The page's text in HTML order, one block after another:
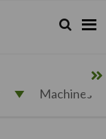
Zoeken...
Zoek
Machines